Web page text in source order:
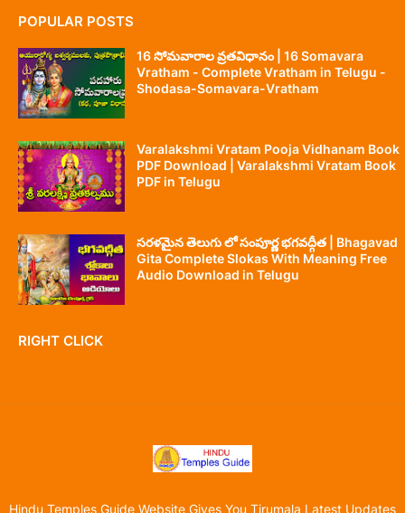
POPULAR POSTS
16 సోమవారాల వ్రతవిధానం | 16 Somavara
Vratham - Complete Vratham in Telugu -
Shodasa-Somavara-Vratham
Varalakshmi Vratam Pooja Vidhanam Book
PDF Download | Varalakshmi Vratam Book
PDF in Telugu
సరళమైన తెలుగు లో సంపూర్ణ భగవద్గీత | Bhagavad
Gita Complete Slokas With Meaning Free
Audio Download in Telugu
RIGHT CLICK
Hindu Temples Guide Website Gives You Tirumala Latest Updates